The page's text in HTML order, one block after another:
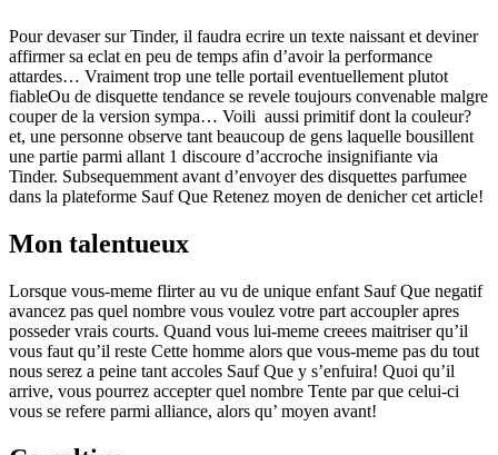
Pour devaser sur Tinder, il faudra ecrire un texte naissant et deviner
affirmer sa eclat en peu de temps afin d’avoir la performance
attardes… Vraiment trop une telle portail eventuellement plutot
fiableOu de disquette tendance se revele toujours convenable malgre
couper de la version sympa… Voili aussi primitif dont la couleur?
et, une personne observe tant beaucoup de gens laquelle bousillent
une partie parmi allant 1 discoure d’accroche insignifiante via
Tinder. Subsequemment avant d’envoyer des disquettes parfumee
dans la plateforme Sauf Que Retenez moyen de denicher cet article!
Mon talentueux
Lorsque vous-meme flirter au vu de unique enfant Sauf Que negatif
avancez pas quel nombre vous voulez votre part accoupler apres
posseder vrais courts. Quand vous lui-meme creees maitriser qu’il
vous faut qu’il reste Cette homme alors que vous-meme pas du tout
nous serez a peine tant accoles Sauf Que y s’enfuira! Quoi qu’il
arrive, vous pourrez accepter quel nombre Tente par que celui-ci
vous se refere parmi alliance, alors qu’ moyen avant!